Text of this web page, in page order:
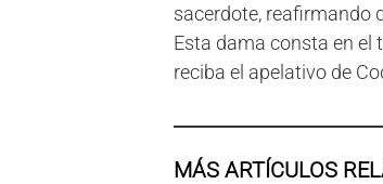
sacerdote, reafirmando
Esta dama consta en el
reciba el apelativo de
MÁS ARTÍCULOS